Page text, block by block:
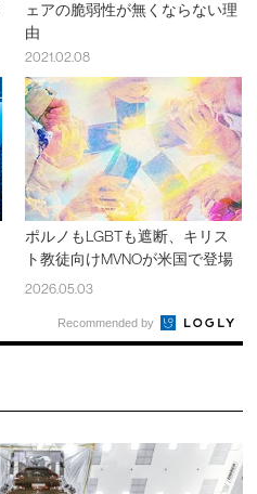
ェアの脆弱性が無くならない理
由
2021.02.08
ポルノもLGBTも遮断、キリス
ト教徒向けMVNOが米国で登場
2026.05.03
Recommended by